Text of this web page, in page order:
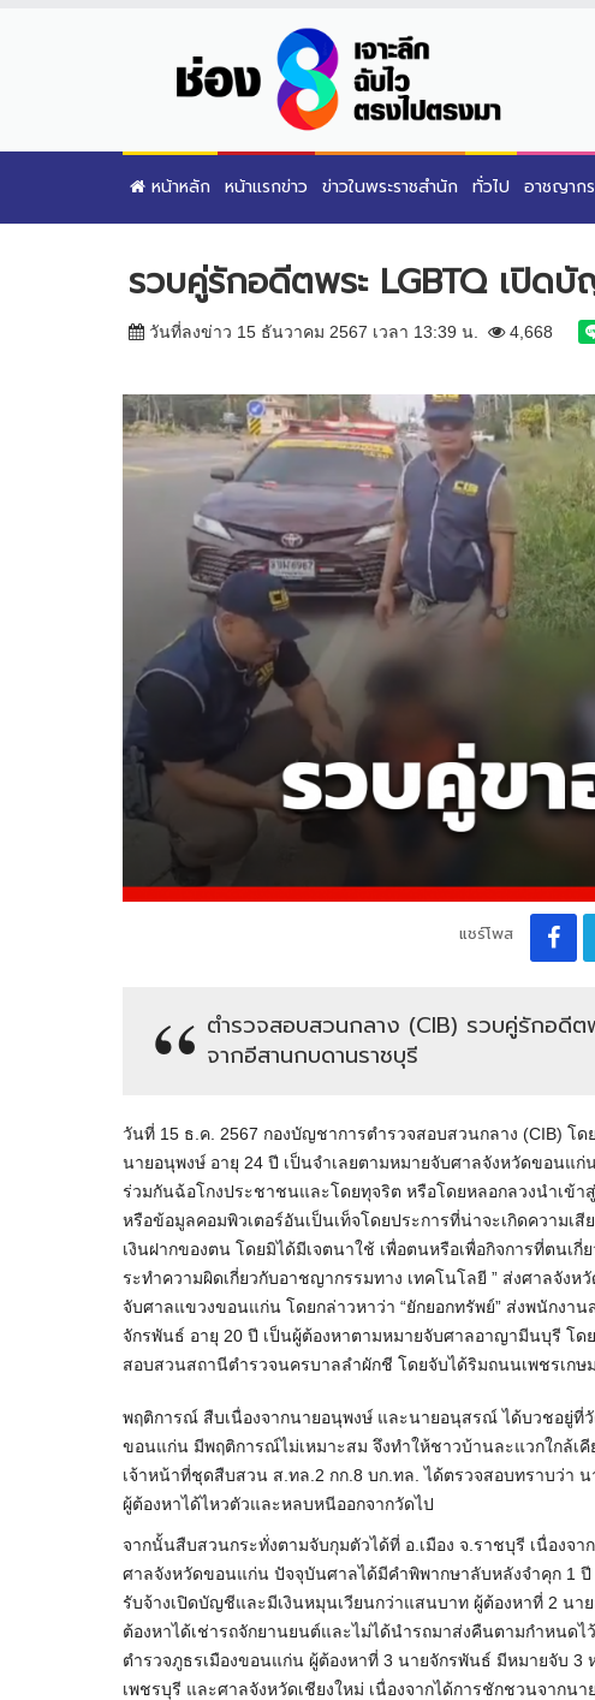
หน้าหลัก หน้าแรกข่าว ข่าวในพระราชสำนัก ทั่วไป อาชญาก
รวบคู่รักอดีตพระ LGBTQ เปิดบั
วันที่ลงข่าว 15 ธันวาคม 2567 เวลา 13:39 น. 4,668
แชร์โพส
ตำรวจสอบสวนกลาง (CIB) รวบคู่รักอดีต
จากอีสานกบดานราชบุรี
วันที่ 15 ธ.ค. 2567 กองบัญชาการตำรวจสอบสวนกลาง (CIB) โด
นายอนุพงษ์ อายุ 24 ปี เป็นจำเลยตามหมายจับศาลจังหวัดขอนแ
ร่วมกันฉ้อโกงประชาชนและโดยทุจริต หรือโดยหลอกลวงนำเข้
หรือข้อมูลคอมพิวเตอร์อันเป็นเท็จโดยประการที่น่าจะเกิดความ
เงินฝากของตน โดยมิได้มีเจตนาใช้ เพื่อตนหรือเพื่อกิจการที่ตนเ
ระทำความผิดเกี่ยวกับอาชญากรรมทาง เทคโนโลยี ” ส่งศาลจัง
จับศาลแขวงขอนแก่น โดยกล่าวหาว่า “ยักยอกทรัพย์” ส่งพนักงา
จักรพันธ์ อายุ 20 ปี เป็นผู้ต้องหาตามหมายจับศาลอาญามีนบุรี โ
สอบสวนสถานีตำรวจนครบาลลำผักชี โดยจับได้ริมถนนเพชรเกษ
พฤติการณ์ สืบเนื่องจากนายอนุพงษ์ และนายอนุสรณ์ ได้บวชอยู่
ขอนแก่น มีพฤติการณ์ไม่เหมาะสม จึงทำให้ชาวบ้านละแวกใกล้เ
เจ้าหน้าที่ชุดสืบสวน ส.ทล.2 กก.8 บก.ทล. ได้ตรวจสอบทราบว่า
ผู้ต้องหาได้ไหวตัวและหลบหนีออกจากวัดไป
จากนั้นสืบสวนกระทั่งตามจับกุมตัวได้ที่ อ.เมือง จ.ราชบุรี เนื่องจ
ศาลจังหวัดขอนแก่น ปัจจุบันศาลได้มีคำพิพากษาลับหลังจำคุก 1
รับจ้างเปิดบัญชีและมีเงินหมุนเวียนกว่าแสนบาท ผู้ต้องหาที่ 2 น
ต้องหาได้เช่ารถจักยานยนต์และไม่ได้นำรถมาส่งคืนตามกำหนด
ตำรวจภูธรเมืองขอนแก่น ผู้ต้องหาที่ 3 นายจักรพันธ์ มีหมายจับ
เพชรบุรี และศาลจังหวัดเชียงใหม่ เนื่องจากได้การชักชวนจาก